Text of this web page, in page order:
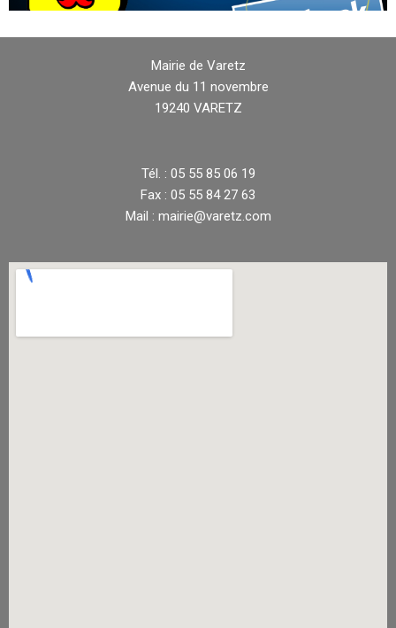
Mairie de Varetz
Avenue du 11 novembre
19240 VARETZ
Tél. : 05 55 85 06 19
Fax : 05 55 84 27 63
Mail : mairie@varetz.com